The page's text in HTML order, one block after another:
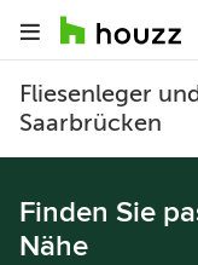
Fliesenleger
Saarbrücken
Finden Sie
Nähe